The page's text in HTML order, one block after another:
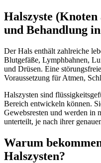
Halszyste (Knoten
und Behandlung
Der Hals enthält zahlreiche
Blutgefäße, Lymphbahnen,
und Drüsen. Eine
Voraussetzung für Atmen,
Halszysten sind
Bereich entwickeln können.
Gewebsresten und werden in
unterteilt, je nach ihrer
Warum
Halszysten?